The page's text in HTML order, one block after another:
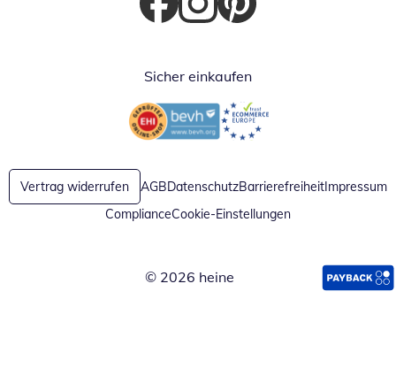
Öffnet in neuem Fenster
Öffnet in neuem Fenster
Öffnet in neuem Fenster
Sicher einkaufen
Öffnet in neuem FensterÖffnet in neuem Fenster
Vertrag widerrufen AGBDatenschutzBarrierefreiheitImpressum
ComplianceCookie-Einstellungen
© 2026 heine